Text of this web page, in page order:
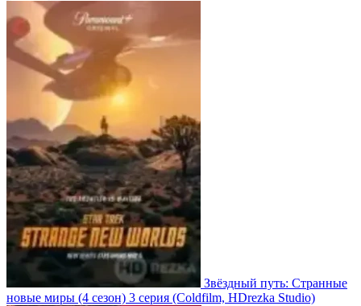
Звёздный путь: Странные
новые миры (4 сезон) 3 серия (Coldfilm, HDrezka Studio)